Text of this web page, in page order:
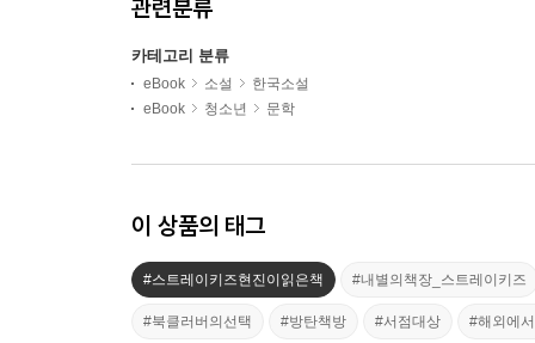
관련분류
카테고리 분류
eBook 소설
한국소설
eBook
청소년 문학
이 상품의 태그
#스트레이키즈현진이읽은책 #내별의책장_스트레이키즈
#북클러버의선택 #방탄책방 #서점대상 #해외에